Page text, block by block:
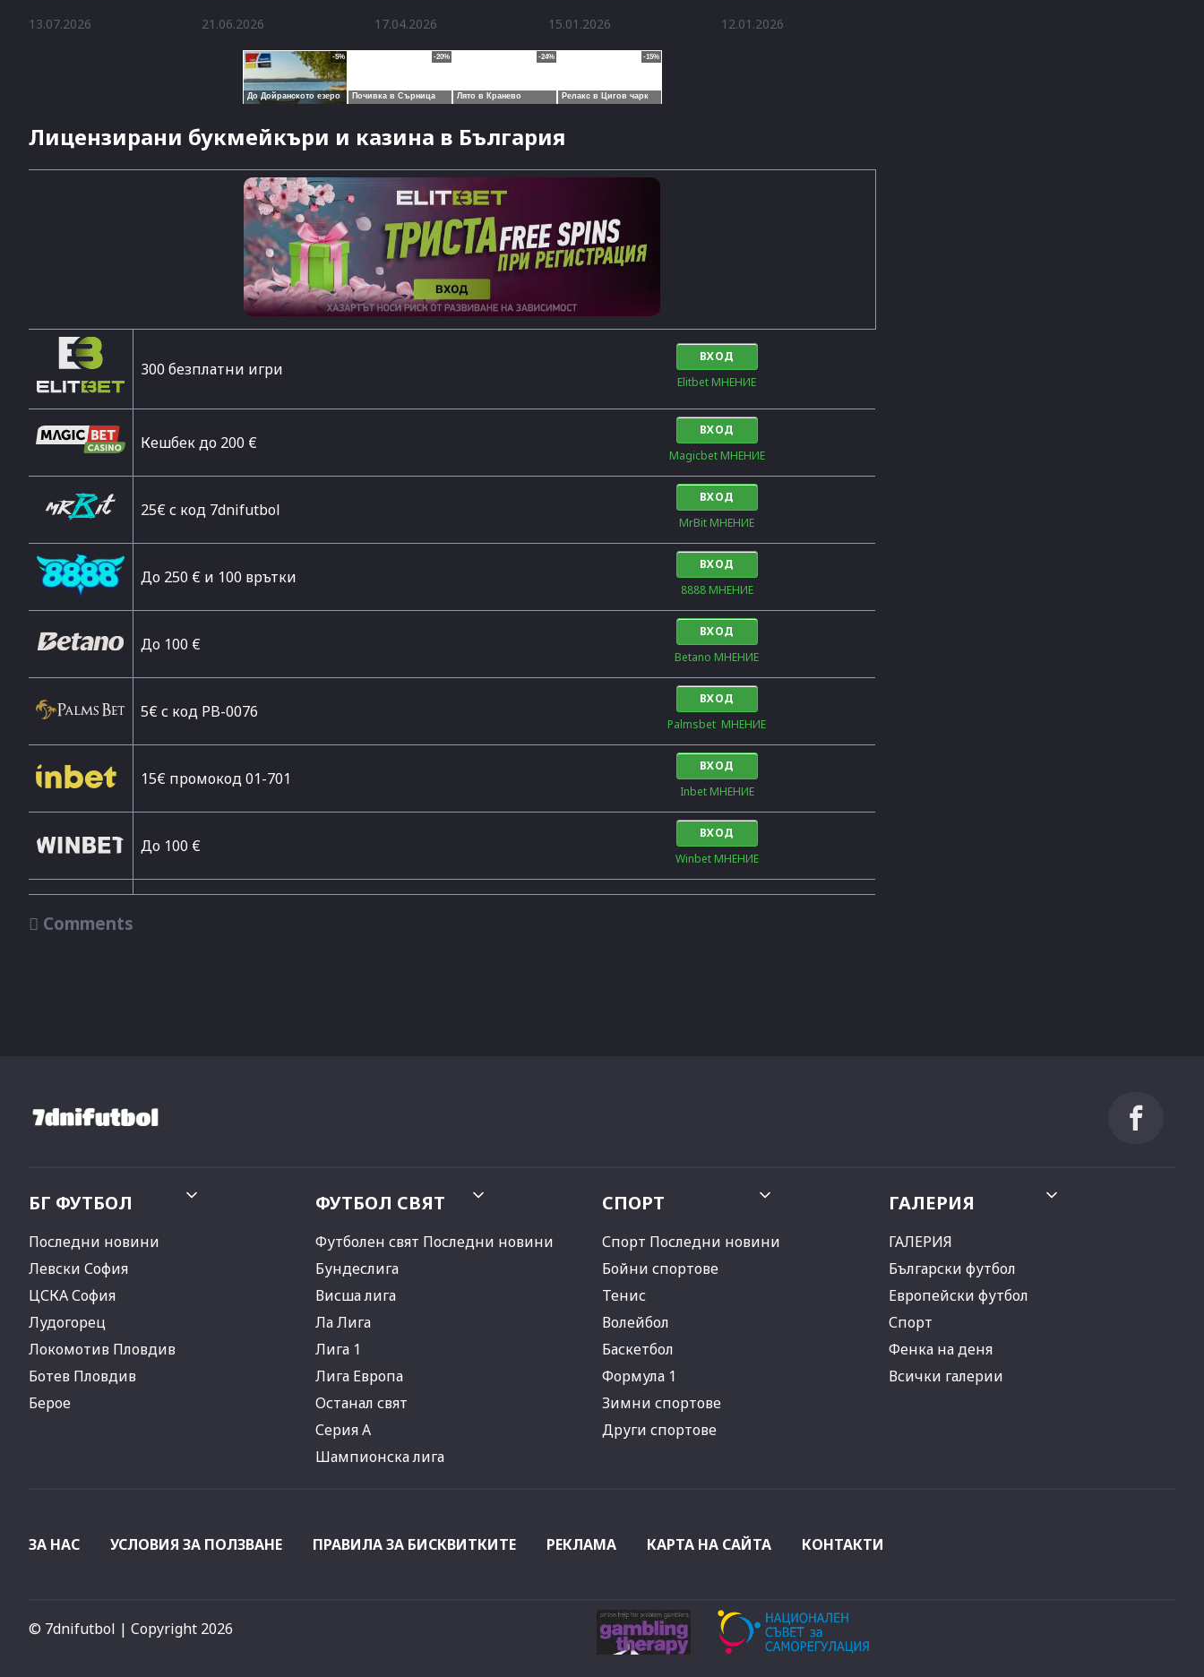
13.07.2026 21.06.2026 17.04.2026 15.01.2026 12.01.2026
Лицензирани букмейкъри и казина в България
300 безплатни игри
ВХОД
Elitbet МНЕНИЕ
Кешбек до 200 €
ВХОД
Magicbet МНЕНИЕ
25€ с код 7dnifutbol
ВХОД
MrBit МНЕНИЕ
До 250 € и 100 врътки
ВХОД
8888 МНЕНИЕ
Дo 100 €
ВХОД
Betano МНЕНИЕ
5€ с код PB-0076
ВХОД
Palmsbet  МНЕНИЕ
15€ промокод 01-701
ВХОД
Inbet МНЕНИЕ
До 100 €
ВХОД
Winbet МНЕНИЕ
 Comments
БГ ФУТБОЛ
Последни новини
Левски София
ЦСКА София
Лудогорец
Локомотив Пловдив
Ботев Пловдив
Берое
ФУТБОЛ СВЯТ
Футболен свят Последни новини
Бундеслига
Висша лига
Ла Лига
Лига 1
Лига Европа
Останал свят
Серия А
Шампионска лига
СПОРТ
Спорт Последни новини
Бойни спортове
Тенис
Волейбол
Баскетбол
Формула 1
Зимни спортове
Други спортове
ГАЛЕРИЯ
ГАЛЕРИЯ
Български футбол
Европейски футбол
Спорт
Фенка на деня
Всички галерии
ЗА НАС УСЛОВИЯ ЗА ПОЛЗВАНЕ ПРАВИЛА ЗА БИСКВИТКИТЕ РЕКЛАМА КАРТА НА САЙТА КОНТАКТИ
© 7dnifutbol | Copyright 2026